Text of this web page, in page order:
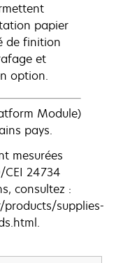
papier
de finition
et
option.
Module)
pays.
mesurées
24734
consultez :
supplies-